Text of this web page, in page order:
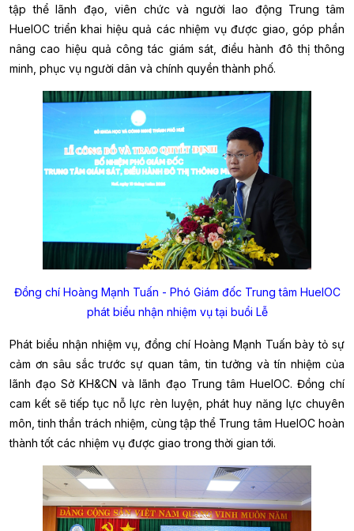
tập thể lãnh đạo, viên chức và người lao động Trung tâm
HueIOC triển khai hiệu quả các nhiệm vụ được giao, góp phần
nâng cao hiệu quả công tác giám sát, điều hành đô thị thông
minh, phục vụ người dân và chính quyền thành phố.
Đồng chí Hoàng Mạnh Tuấn - Phó Giám đốc Trung tâm HueIOC
phát biểu nhận nhiệm vụtại buổi Lễ
Phát biểu nhận nhiệm vụ, đồng chí Hoàng Mạnh Tuấn bày tỏ sự
cảm ơn sâu sắc trước sự quan tâm, tin tưởng và tín nhiệm của
lãnh đạo Sở KH&CN và lãnh đạo Trung tâm HueIOC. Đồng chí
cam kết sẽ tiếp tục nỗ lực rèn luyện, phát huy năng lực chuyên
môn, tinh thần trách nhiệm, cùng tập thể Trung tâm HueIOC hoàn
thành tốt các nhiệm vụ được giao trong thời gian tới.